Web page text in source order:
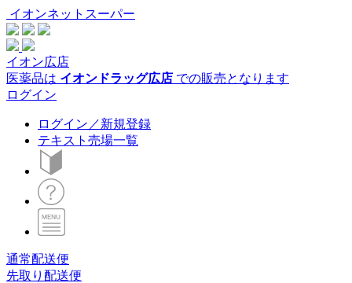
イオンネットスーパー
イオン広店
医薬品は イオンドラッグ広店 での販売となります
ログイン
ログイン／新規登録
テキスト売場一覧
通常配送便
先取り配送便